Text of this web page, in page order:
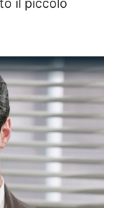
il piccolo